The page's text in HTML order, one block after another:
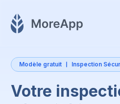
Modèle gratuit Inspection
Votre